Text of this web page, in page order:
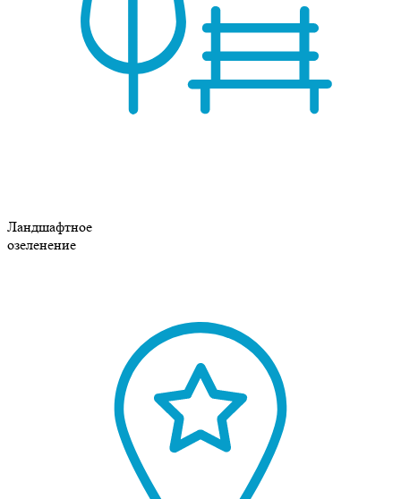
Ландшафтное
озеленение